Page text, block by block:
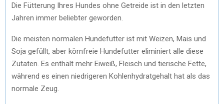
Die Fütterung Ihres Hundes ohne Getreide ist in den letzten
Jahren immer beliebter geworden.
Die meisten normalen Hundefutter ist mit Weizen, Mais und
Soja gefüllt, aber körnfreie Hundefutter eliminiert alle diese
Zutaten. Es enthält mehr Eiweiß, Fleisch und tierische Fette,
während es einen niedrigeren Kohlenhydratgehalt hat als das
normale Zeug.